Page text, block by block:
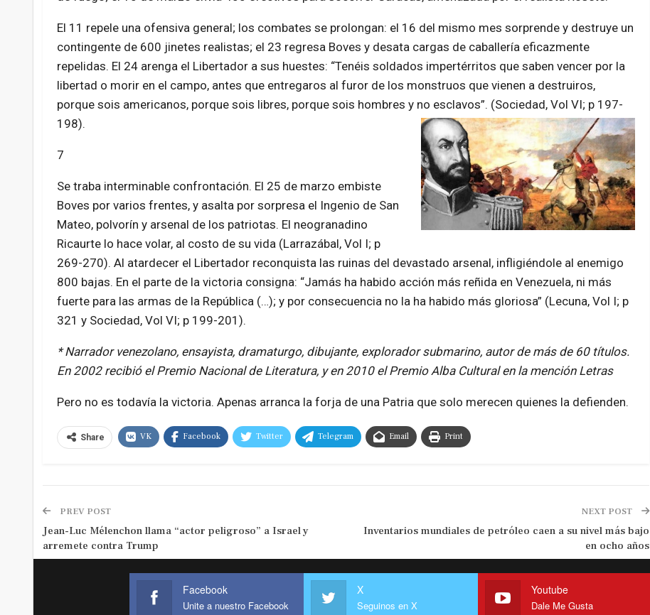
El 11 repele una ofensiva general; los combates se prolongan: el 16 del mismo mes sorprende y destruye un
contingente de 600 jinetes realistas; el 23 regresa Boves y desata cargas de caballería eficazmente
repelidas. El 24 arenga el Libertador a sus huestes: “Tenéis soldados impertérritos que saben vencer por la
libertad o morir en el campo, antes que entregaros al furor de los monstruos que vienen a destruiros,
porque sois americanos, porque sois libres, porque sois hombres y no esclavos”. (Sociedad, Vol VI; p 197-
198).
7
Se traba interminable confrontación. El 25 de marzo embiste
Boves por varios frentes, y asalta por sorpresa el Ingenio de San
Mateo, polvorín y arsenal de los patriotas. El neogranadino
Ricaurte lo hace volar, al costo de su vida (Larrazábal, Vol I; p
269-270). Al atardecer el Libertador reconquista las ruinas del devastado arsenal, infligiéndole al enemigo
800 bajas. En el parte de la victoria consigna: “Jamás ha habido acción más reñida en Venezuela, ni más
fuerte para las armas de la República (…); y por consecuencia no la ha habido más gloriosa” (Lecuna, Vol I; p
321 y Sociedad, Vol VI; p 199-201).
* Narrador venezolano, ensayista, dramaturgo, dibujante, explorador submarino, autor de más de 60 títulos.
En 2002 recibió el Premio Nacional de Literatura, y en 2010 el Premio Alba Cultural en la mención Letras
Pero no es todavía la victoria. Apenas arranca la forja de una Patria que solo merecen quienes la defienden.
Share VK Facebook Twitter Telegram Email Print
PREV POST
Jean-Luc Mélenchon llama “actor peligroso” a Israel y
arremete contra Trump
NEXT POST
Inventarios mundiales de petróleo caen a su nivel más bajo
en ocho años
Facebook
Unite a nuestro Facebook
X
Seguinos en X
Youtube
Dale Me Gusta